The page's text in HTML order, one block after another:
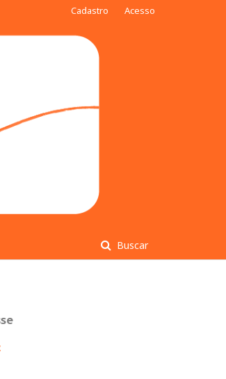
Buscar
Cadastro Acesso